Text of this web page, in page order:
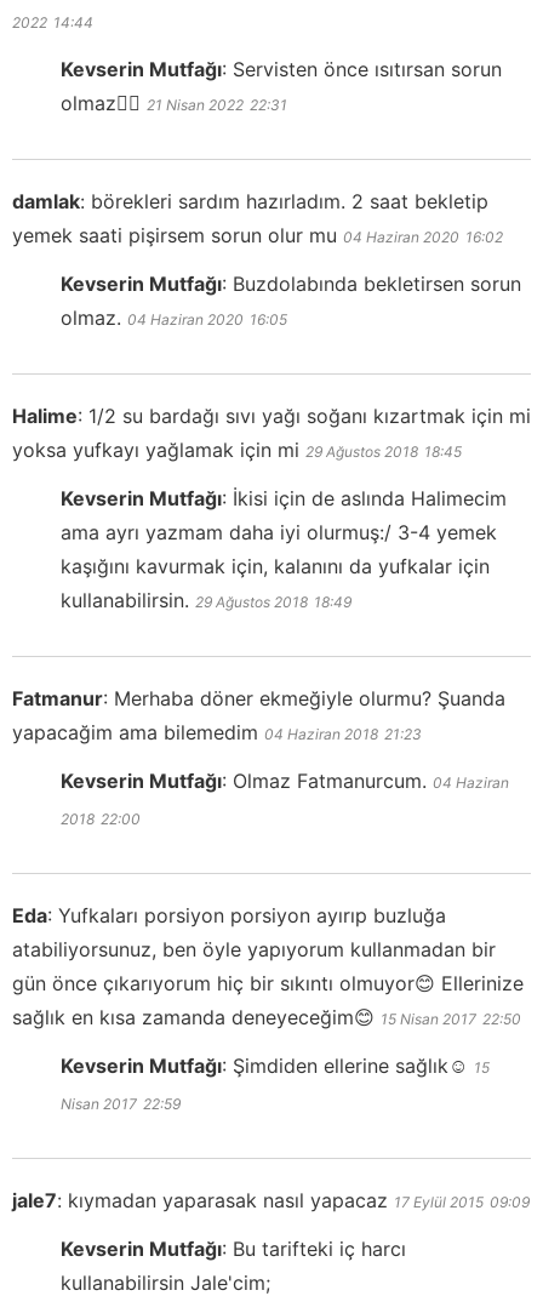
2022 14:44
Kevserin Mutfağı: Servisten önce ısıtırsan sorun
olmaz👍🏻 21 Nisan 2022 22:31
damlak: börekleri sardım hazırladım. 2 saat bekletip
yemek saati pişirsem sorun olur mu 04 Haziran 2020 16:02
Kevserin Mutfağı: Buzdolabında bekletirsen sorun
olmaz. 04 Haziran 2020 16:05
Halime: 1/2 su bardağı sıvı yağı soğanı kızartmak için mi
yoksa yufkayı yağlamak için mi 29 Ağustos 2018 18:45
Kevserin Mutfağı: İkisi için de aslında Halimecim
ama ayrı yazmam daha iyi olurmuş:/ 3-4 yemek
kaşığını kavurmak için, kalanını da yufkalar için
kullanabilirsin. 29 Ağustos 2018 18:49
Fatmanur: Merhaba döner ekmeğiyle olurmu? Şuanda
yapacağim ama bilemedim 04 Haziran 2018 21:23
Kevserin Mutfağı: Olmaz Fatmanurcum. 04 Haziran
2018 22:00
Eda: Yufkaları porsiyon porsiyon ayırıp buzluğa
atabiliyorsunuz, ben öyle yapıyorum kullanmadan bir
gün önce çıkarıyorum hiç bir sıkıntı olmuyor😊 Ellerinize
sağlık en kısa zamanda deneyeceğim😊 15 Nisan 2017 22:50
Kevserin Mutfağı: Şimdiden ellerine sağlık☺️ 15
Nisan 2017 22:59
jale7: kıymadan yaparasak nasıl yapacaz 17 Eylül 2015 09:09
Kevserin Mutfağı: Bu tarifteki iç harcı
kullanabilirsin Jale'cim;